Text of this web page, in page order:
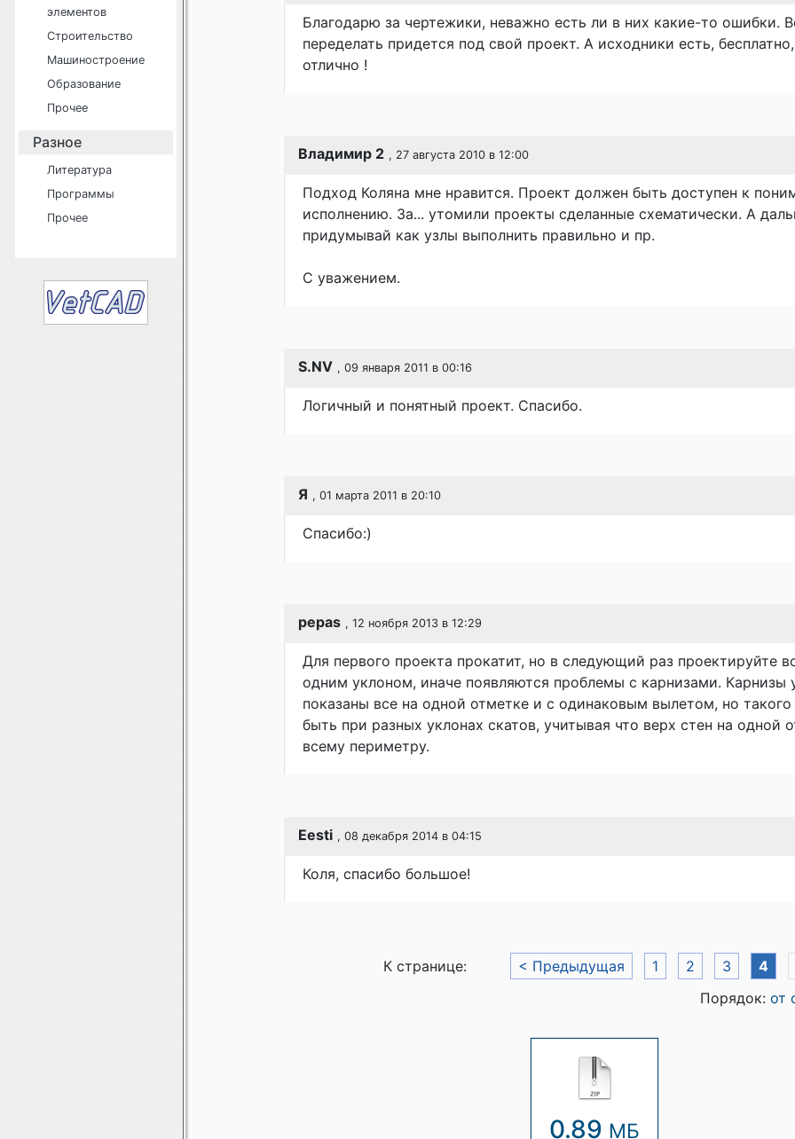
элементов
Строительство
Машиностроение
Образование
Прочее
Разное
Литература
Программы
Прочее
Благодарю за чертежики, неважно есть ли в них какие-то ошибки.
переделать придется под свой проект. А исходники есть,
отлично !
Владимир 2 , 27 августа 2010 в 12:00
Подход Коляна мне нравится. Проект должен быть доступен к
исполнению. За... утомили проекты сделанные схематически. А
придумывай как узлы выполнить правильно и пр.
С уважением.
S.NV , 09 января 2011 в 00:16
Логичный и понятный проект. Спасибо.
Я , 01 марта 2011 в 20:10
Спасибо:)
pepas , 12 ноября 2013 в 12:29
Для первого проекта прокатит, но в следующий раз проектируйте
одним уклоном, иначе появляются проблемы с карнизами. Карнизы
показаны все на одной отметке и с одинаковым вылетом, но
быть при разных уклонах скатов, учитывая что верх стен на одной
всему периметру.
Eesti , 08 декабря 2014 в 04:15
Коля, спасибо большое!
К странице: < Предыдущая 1 2 3 4
Порядок: от
0.89 МБ